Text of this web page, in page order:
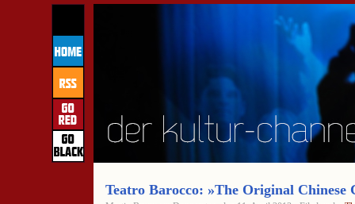
Teatro Barocco: »The Original Chinese